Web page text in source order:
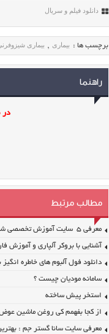
دانلود فیلم و سریال
برچسب ها : بیماری , بیماری
راهنما
در
مطالب مرتبط
معرفی ۵ سایت آموزش تخصصی شبکه ، لینوکس و امنیت
آشنایی با بروکر آلپاری و آموزش
دانلود فول آلبوم های خاطره انگیز با
سامانه مودیان چیست ؟
استخر پیش ساخته
از کجا بفهمم کی روغن ماشین
معرفی سایت سانا گستر جم :